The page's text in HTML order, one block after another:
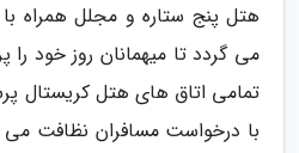
هتل پنج ستاره و مجلل همراه با
می گردد تا میهمانان روز خود را
تمامی اتاق های هتل کریستال
با درخواست مسافران نظافت می